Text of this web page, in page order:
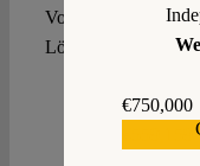
Vorgang mit Victor
Lösung. Sondern
€750,000